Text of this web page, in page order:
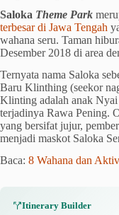
Saloka Theme Park
terbesar di Jawa Tengah
wahana seru. Taman
Desember 2018 di area
Ternyata nama Saloka
Baru Klinthing (seekor
Klinting adalah anak
terjadinya Rawa Pening.
yang bersifat jujur,
menjadi maskot Saloka
Baca: 8 Wahana dan
Itinerary Builder